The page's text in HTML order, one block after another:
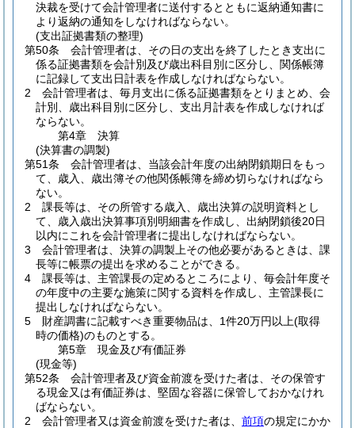
決裁を受けて会計管理者に送付するとともに返納通知書に
より返納の通知をしなければならない。
(支出証拠書類の整理)
第50条
会計管理者は、その日の支出を終了したとき支出に
係る証拠書類を会計別及び歳出科目別に区分し、関係帳簿
に記録して支出日計表を作成しなければならない。
2
会計管理者は、毎月支出に係る証拠書類をとりまとめ、会
計別、歳出科目別に区分し、支出月計表を作成しなければ
ならない。
第4章
決算
(決算書の調製)
第51条
会計管理者は、当該会計年度の出納閉鎖期日をもっ
て、歳入、歳出簿その他関係帳簿を締め切らなければなら
ない。
2
課長等は、その所管する歳入、歳出決算の説明資料とし
て、歳入歳出決算事項別明細書を作成し、出納閉鎖後20日
以内にこれを会計管理者に提出しなければならない。
3
会計管理者は、決算の調製上その他必要があるときは、課
長等に帳票の提出を求めることができる。
4
課長等は、主管課長の定めるところにより、毎会計年度そ
の年度中の主要な施策に関する資料を作成し、主管課長に
提出しなければならない。
5
財産調書に記載すべき重要物品は、1件20万円以上(取得
時の価格)のものとする。
第5章
現金及び有価証券
(現金等)
第52条
会計管理者及び資金前渡を受けた者は、その保管す
る現金又は有価証券は、堅固な容器に保管しておかなけれ
ばならない。
2
会計管理者又は資金前渡を受けた者は、 前項の規定にかか